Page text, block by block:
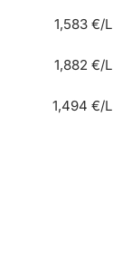
1,583 €/L
1,882 €/L
1,494 €/L